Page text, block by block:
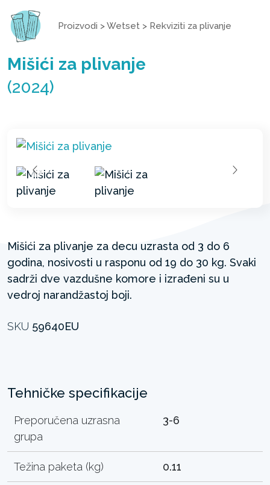
Proizvodi >Wetset > Rekviziti za plivanje
Mišići za plivanje
(2024)
Mišići za plivanje za decu uzrasta od 3 do 6
godina, nosivosti u rasponu od 19 do 30 kg. Svaki
sadrži dve vazdušne komore i izrađeni su u
vedroj narandžastoj boji.
SKU 59640EU
Tehničke specifikacije
Preporučena uzrasna
grupa
3-6
Težina paketa (kg) 0.11